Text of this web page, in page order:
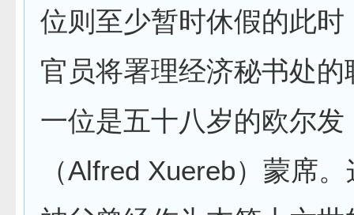
位则至少暂时休假的此时
官员将署理经济秘书处的
一位是五十八岁的欧尔发
（Alfred Xuereb）蒙席